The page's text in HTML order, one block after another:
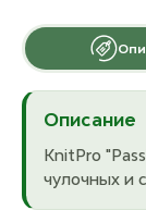
Описание
KnitPro
чулочных и